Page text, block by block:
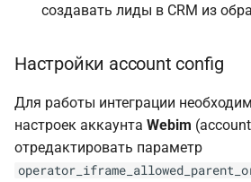
создавать лиды в CRM из
Настройки account config
Для работы интеграции
настроек аккаунта Webim
отредактировать параметр